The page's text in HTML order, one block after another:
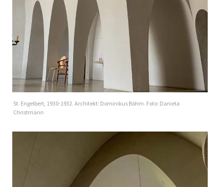
St. Engelbert, 1930-1932. Architekt: Dominikus Böhm. Foto: Daniela
Christmann